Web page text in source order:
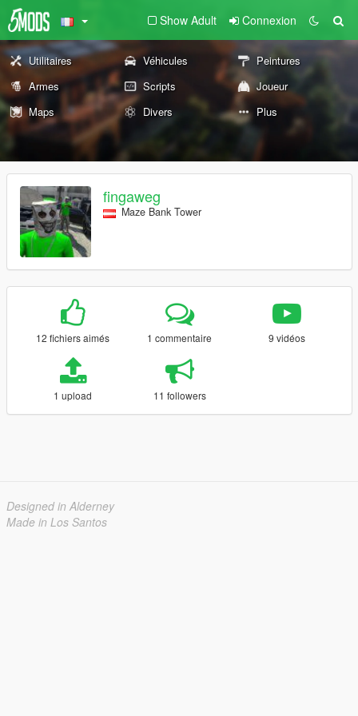
Show Adult Connexion
Utilitaires Véhicules
Peintures
Armes
Scripts
Joueur
Maps
Divers Plus
fingaweg
Maze Bank Tower
12 fichiers aimés 1 commentaire 9 vidéos
1 upload 11 followers
Designed in Alderney
Made in Los Santos